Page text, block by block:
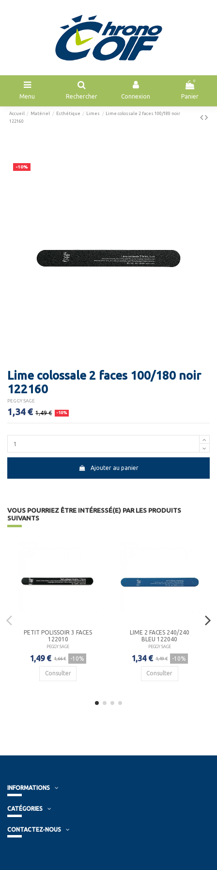
Menu Rechercher Connexion
0
Panier
Accueil Matériel Esthétique Limes
Lime colossale 2 faces 100/180 noir
122160
-10%
Lime colossale 2 faces 100/180 noir
122160
PEGGY SAGE
1,34 € 1,49 € -10%
Ajouter au panier
VOUS POURRIEZ ÊTRE INTÉRESSÉ(E) PAR LES PRODUITS
SUIVANTS
PETIT POLISSOIR 3 FACES
122010
PEGGY SAGE
1,49 € 1,66 € -10%
Consulter
LIME 2 FACES 240/240
BLEU 122040
PEGGY SAGE
1,34 € 1,49 € -10%
Consulter
INFORMATIONS
CATÉGORIES
CONTACTEZ-NOUS